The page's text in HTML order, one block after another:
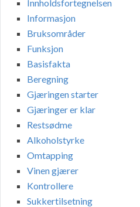
Innholdsfortegnelsen
Informasjon
Bruksområder
Funksjon
Basisfakta
Beregning
Gjæringen starter
Gjæringer er klar
Restsødme
Alkoholstyrke
Omtapping
Vinen gjærer
Kontrollere
Sukkertilsetning